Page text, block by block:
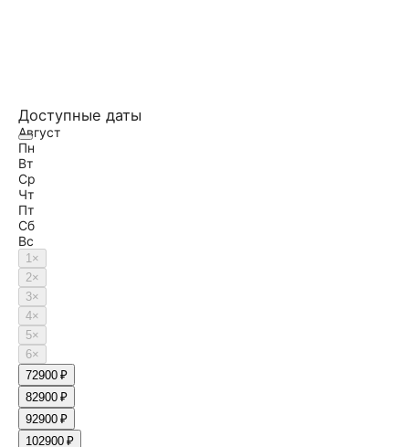
Доступные даты
Август
Пн
Вт
Ср
Чт
Пт
Сб
Вс
1×
2×
3×
4×
5×
6×
72900 ₽
82900 ₽
92900 ₽
102900 ₽